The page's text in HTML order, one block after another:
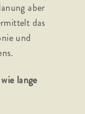
aber
das
und
lange